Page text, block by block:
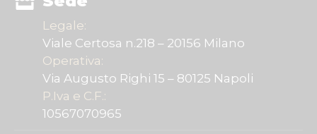
Legale:
Viale Certosa n.218 – 20156 Milano
Operativa:
Via Augusto Righi 15 – 80125 Napoli
P.Iva e C.F.:
10567070965